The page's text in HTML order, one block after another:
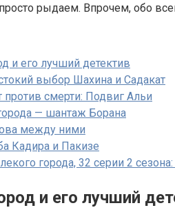
рыдаем. Впрочем, обо
и его лучший детектив
выбор Шахина и Садакат
против смерти: Подвиг Альи
— шантаж Борана
между ними
Кадира и Пакизе
города, 32 серии 2 сезона:
и его лучший